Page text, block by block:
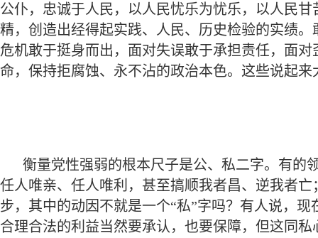
公仆，忠诚于人民，以人民忧乐为忧乐，以人民
精，创造出经得起实践、人民、历史检验的实绩
危机敢于挺身而出，面对失误敢于承担责任，面
命，保持拒腐蚀、永不沾的政治本色。这些说起
衡量党性强弱的根本尺子是公、私二字。有的
任人唯亲、任人唯利，甚至搞顺我者昌、逆我者
步，其中的动因不就是一个“私”字吗？有人说，
合理合法的利益当然要承认，也要保障，但这同